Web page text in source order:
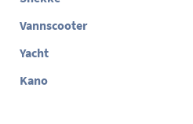
Vannscooter
Yacht
Kano